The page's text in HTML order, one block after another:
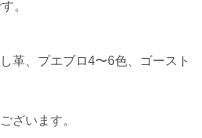
。
革、プエブロ4〜6色、ゴースト
ざいます。